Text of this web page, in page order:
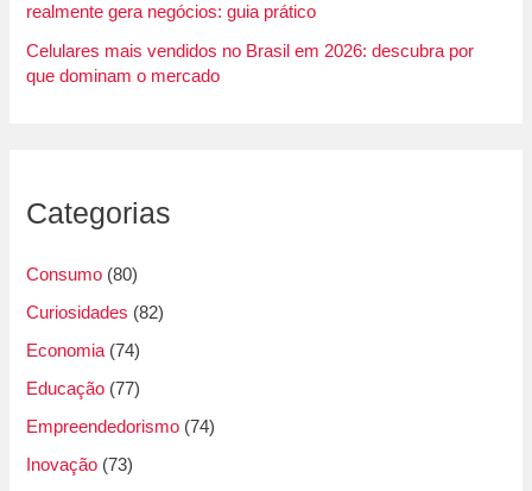
realmente gera negócios: guia prático
Celulares mais vendidos no Brasil em 2026: descubra por
que dominam o mercado
Categorias
Consumo (80)
Curiosidades (82)
Economia(74)
Educação (77)
Empreendedorismo (74)
Inovação (73)